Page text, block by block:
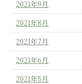
2021年9月
2021年8月
2021年7月
2021年6月
2021年5月